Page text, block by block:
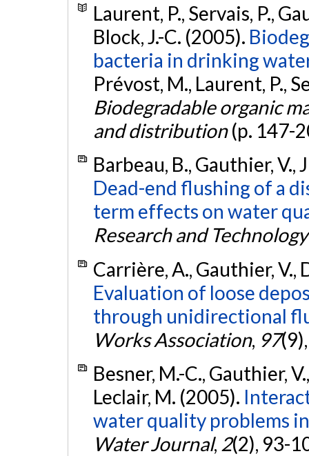
Laurent, P., Servais, P.,
Block, J.-C. (2005).
bacteria in drinking
Prévost, M., Laurent, P.,
Biodegradable organic
and distribution(p. 147-
Barbeau, B., Gauthier,
Dead-end flushing of a
term effects on water
Research and
Carrière, A., Gauthier, V.,
Evaluation of loose
through unidirectional
Works Association, 97
Besner, M.-C., Gauthier,
Leclair, M. (2005).
water quality problems
Water Journal, 2(2), 93-